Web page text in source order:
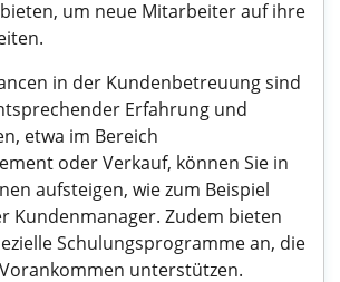
um neue Mitarbeiter auf ihre
in der Kundenbetreuung sind
Erfahrung und
etwa im Bereich
oder Verkauf, können Sie in
aufsteigen, wie zum Beispiel
Kundenmanager. Zudem bieten
Schulungsprogramme an, die
unterstützen.